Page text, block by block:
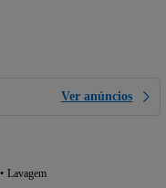
Ver anúncios
Lavagem